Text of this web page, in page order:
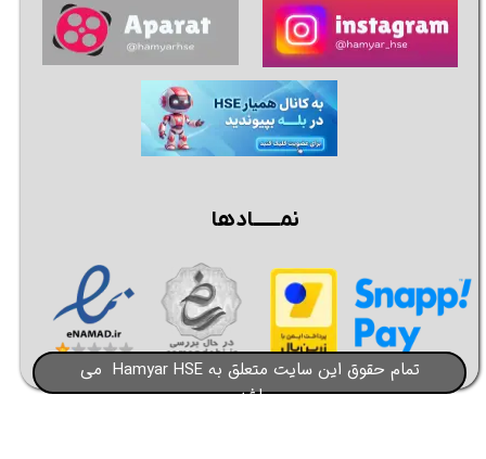
تمام حقوق این سایت متعلق به Hamyar HSE می
باشد​​​​​​​
نمــــــادها